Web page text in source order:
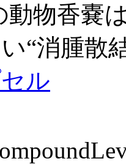
動物香嚢
“消腫散
ル